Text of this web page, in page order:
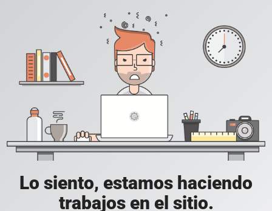
Lo siento, estamos haciendo
trabajos en el sitio.